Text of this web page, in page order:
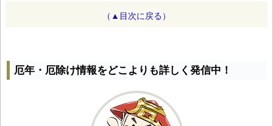
（▲目次に戻る）
厄年・厄除け情報をどこよりも詳しく発信中！